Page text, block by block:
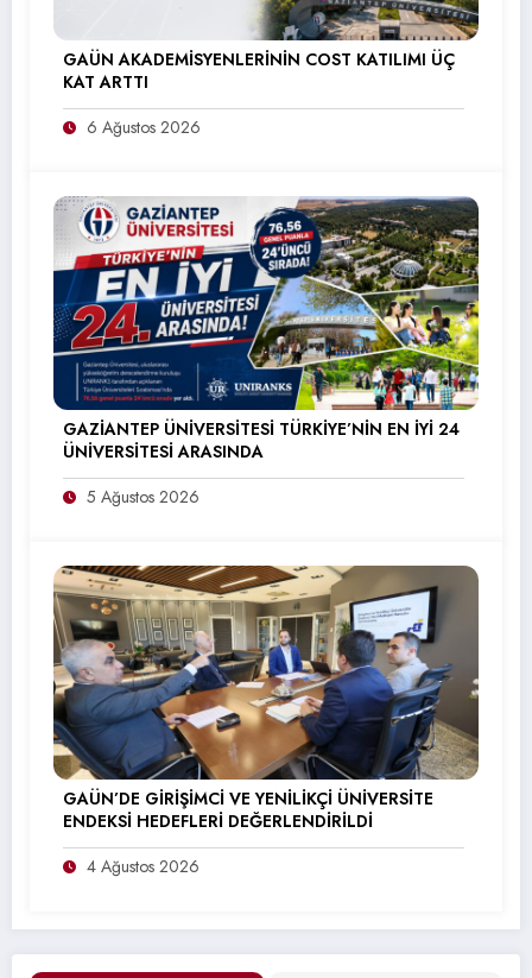
GAÜN AKADEMİSYENLERİNİN COST KATILIMI ÜÇ
KAT ARTTI
6 Ağustos 2026
GAZİANTEP ÜNİVERSİTESİ TÜRKİYE’NİN EN İYİ 24
ÜNİVERSİTESİ ARASINDA
5 Ağustos 2026
GAÜN’DE GİRİŞİMCİ VE YENİLİKÇİ ÜNİVERSİTE
ENDEKSİ HEDEFLERİ DEĞERLENDİRİLDİ
4 Ağustos 2026